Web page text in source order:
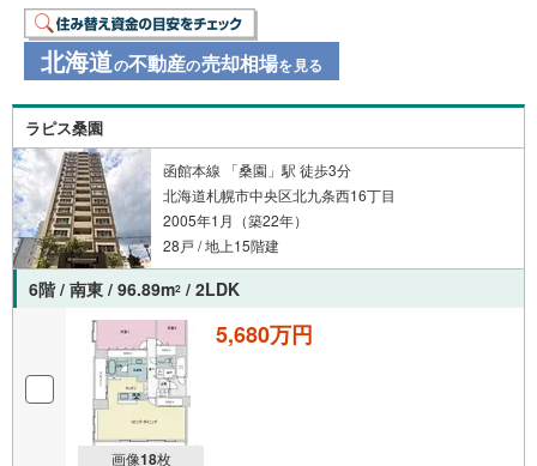
北海道の不動産の売却相場を見る
ラピス桑園
函館本線 「桑園」駅 徒歩3分
北海道札幌市中央区北九条西16丁目
2005年1月（築22年）
28戸 / 地上15階建
6階 / 南東 / 96.89m2 / 2LDK
画像18枚
5,680万円